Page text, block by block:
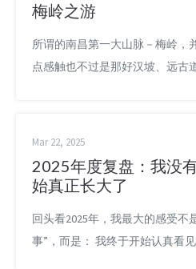
梅岭之游
所谓的南昌第一大山脉－梅岭，
点感触也不过是那好汉坡、远古
看，那开小车的还羡慕我们开
溃。。。 到那主风景区后，就感
Mar 22, 2025
2025年度复盘：我没
始真正长大了
回头看2025年，我最大的感受不
事”，而是： 我终于开始认真看